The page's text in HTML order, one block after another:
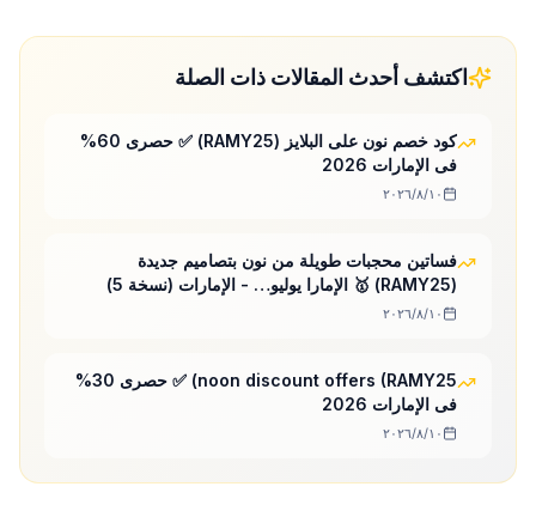
اكتشف أحدث المقالات ذات الصلة
كود خصم نون على البلايز (RAMY25) ✅ حصرى 60%
فى الإمارات 2026
١٠‏/٨‏/٢٠٢٦
فساتين محجبات طويلة من نون بتصاميم جديدة
(RAMY25) 🥇 الإمارا يوليو… - الإمارات (نسخة 5)
١٠‏/٨‏/٢٠٢٦
noon discount offers (RAMY25) ✅ حصرى 30%
فى الإمارات 2026
١٠‏/٨‏/٢٠٢٦